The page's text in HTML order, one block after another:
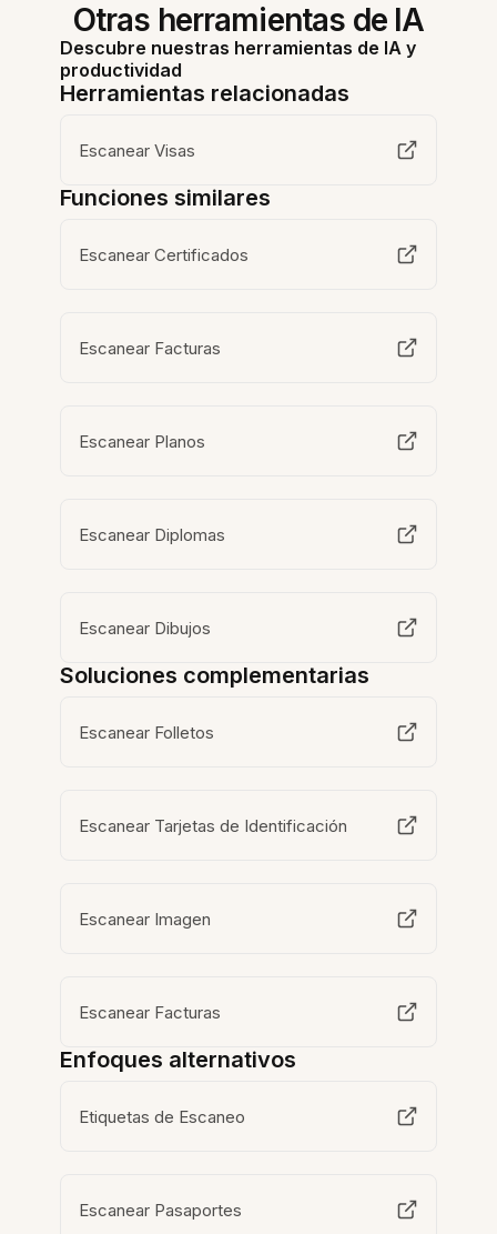
Otras herramientas de IA
Descubre nuestras herramientas de IA y
productividad
Herramientas relacionadas
Escanear Visas
Funciones similares
Escanear Certificados
Escanear Facturas
Escanear Planos
Escanear Diplomas
Escanear Dibujos
Soluciones complementarias
Escanear Folletos
Escanear Tarjetas de Identificación
Escanear Imagen
Escanear Facturas
Enfoques alternativos
Etiquetas de Escaneo
Escanear Pasaportes